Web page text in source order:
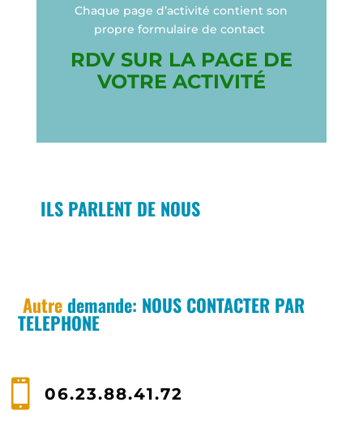
Chaque page d’activité contient son
propre formulaire de contact
RDV SUR LA PAGE DE
VOTRE ACTIVITÉ
ILS PARLENT DE NOUS
Autre demande: NOUS CONTACTER PAR
TELEPHONE
 06.23.88.41.72